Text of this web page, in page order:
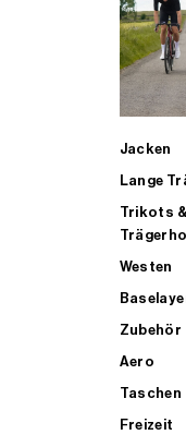
Jacken
Lange
Trikots &
Westen
Zubehör
Aero
Taschen
Freizeit
ALLE